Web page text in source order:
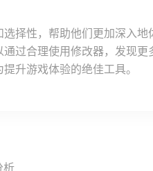
择性，帮助他们更加深入地
过合理使用修改器，发现更
升游戏体验的绝佳工具。